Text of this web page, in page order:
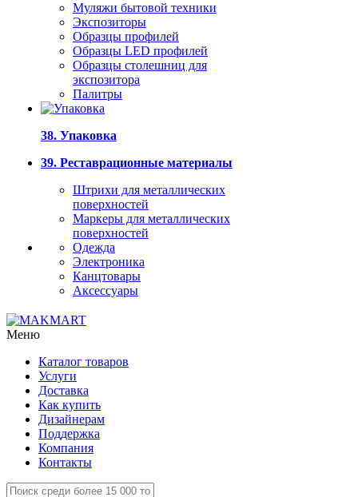
Муляжи бытовой техники
Экспозиторы
Образцы профилей
Образцы LED профилей
Образцы столешниц для
экспозитора
Палитры
38. Упаковка
39. Реставрационные материалы
Штрихи для металлических
поверхностей
Маркеры для металлических
поверхностей
Одежда
Электроника
Канцтовары
Аксессуары
Меню
Каталог товаров
Услуги
Доставка
Как купить
Дизайнерам
Поддержка
Компания
Контакты